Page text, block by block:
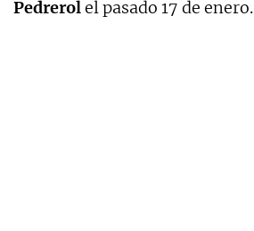
Pedrerolel pasado 17 de enero.